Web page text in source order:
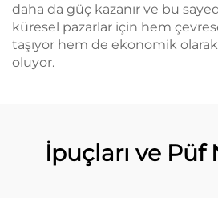
daha da güç kazanır ve bu
küresel pazarlar için hem
taşıyor hem de ekonomik
oluyor.
İpuçları ve Püf